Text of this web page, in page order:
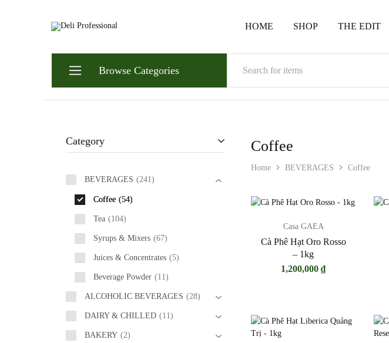
Deli
Always.
HOME SHOP THE EDIT
Browse Categories
Coffee
Home BEVERAGES Coffee
Casa GAEA
Cà Phê Hạt Oro Rosso
– 1kg
1,200,000₫
Category
BEVERAGES 241
Coffee 54
Tea 104
Syrups & Mixers 67
Juices & Concentrates 5
Beverage Powder 11
ALCOHOLIC BEVERAGES 28
DAIRY & CHILLED 11
BAKERY 2